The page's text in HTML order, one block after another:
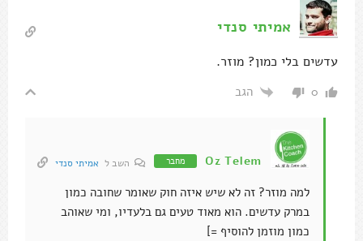
אמיתי סנדי
עדשים בלי כמון? מוזר.
0 הגב
Oz Telem מחבר השב ל אמיתי סנדי
למה מוזר? זה לא שיש איזה חוק שאומר שחובה כמון
במרק עדשים. הוא מאוד טעים גם בלעדיו, ומי שאוהב
כמון מוזמן להוסיף =]